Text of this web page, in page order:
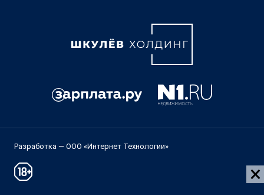
Разработка — ООО «Интернет Технологии»